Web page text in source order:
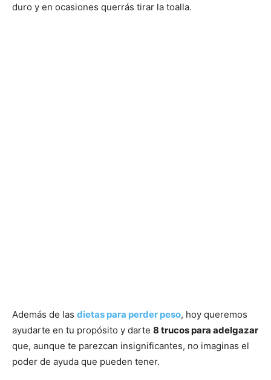
duro y en ocasiones querrás tirar la toalla.
Además de las dietas para perder peso, hoy queremos
ayudarte en tu propósito y darte 8 trucos para adelgazar
que, aunque te parezcan insignificantes, no imaginas el
poder de ayuda que pueden tener.